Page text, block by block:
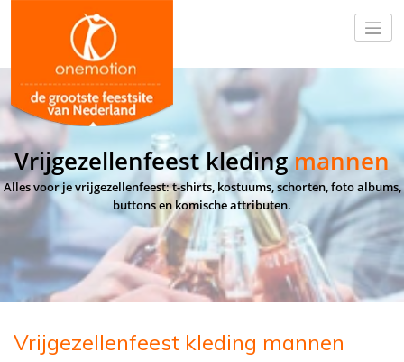
Vrijgezellenfeest kledingmannen
Alles voor je vrijgezellenfeest: t-shirts, kostuums, schorten, foto albums,
buttons en komische attributen.
Vrijgezellenfeest kleding mannen